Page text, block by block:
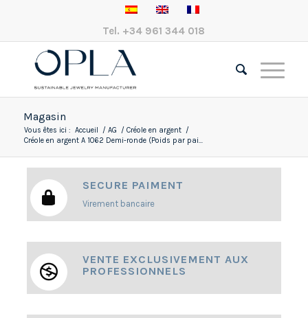
Tel. +34 961 344 018
Magasin
Vous êtes ici : Accueil / AG / Créole en argent /
Créole en argent A 1062 Demi-ronde (Poids par pai...
SECURE PAIMENT
Virement bancaire
VENTE EXCLUSIVEMENT AUX
PROFESSIONNELS